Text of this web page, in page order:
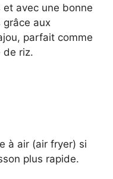
avec une bonne
grâce aux
parfait comme
de riz.
à air (air fryer) si
plus rapide.